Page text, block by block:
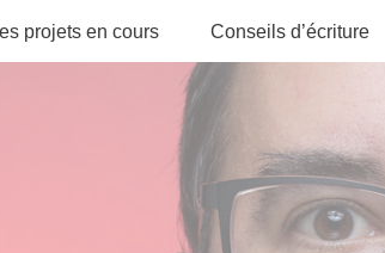
projets en cours Conseils d’écriture